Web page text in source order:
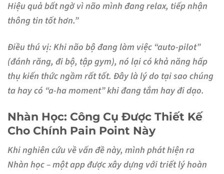
Hiệu quả bất ngờ vì não mình đang relax, tiếp nhận
thông tin tốt hơn.”
Điều thú vị:Khi não bộ đang làm việc “auto-pilot”
(đánh răng, đi bộ, tập gym), nó lại có khả nănghấp
thụ kiến thức ngầmrất tốt. Đây là lý do tại sao chúng
ta hay có “a-ha moment” khi đang tắm hay đi dạo.
Nhàn Học: Công Cụ Được Thiết Kế
Cho Chính Pain Point Này
Khi nghiên cứu về vấn đề này, mình phát hiện ra
Nhàn học – một app được xây dựng với triết lý hoàn